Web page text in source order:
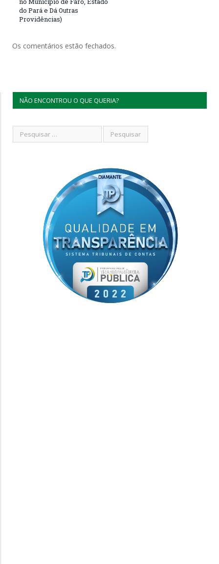
do Pará e Dá Outras
Providências)
Os comentários estão fechados.
NÃO ENCONTROU O QUE QUERIA?